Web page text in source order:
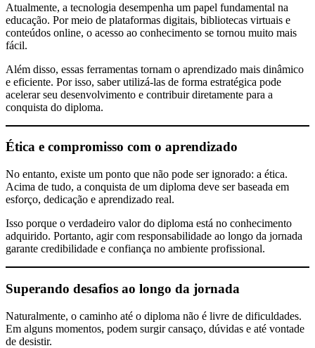
Atualmente, a tecnologia desempenha um papel fundamental na
educação. Por meio de plataformas digitais, bibliotecas virtuais e
conteúdos online, o acesso ao conhecimento se tornou muito mais
fácil.
Além disso, essas ferramentas tornam o aprendizado mais dinâmico
e eficiente. Por isso, saber utilizá-las de forma estratégica pode
acelerar seu desenvolvimento e contribuir diretamente para a
conquista do diploma.
Ética e compromisso com o aprendizado
No entanto, existe um ponto que não pode ser ignorado: a ética.
Acima de tudo, a conquista de um diploma deve ser baseada em
esforço, dedicação e aprendizado real.
Isso porque o verdadeiro valor do diploma está no conhecimento
adquirido. Portanto, agir com responsabilidade ao longo da jornada
garante credibilidade e confiança no ambiente profissional.
Superando desafios ao longo da jornada
Naturalmente, o caminho até o diploma não é livre de dificuldades.
Em alguns momentos, podem surgir cansaço, dúvidas e até vontade
de desistir.